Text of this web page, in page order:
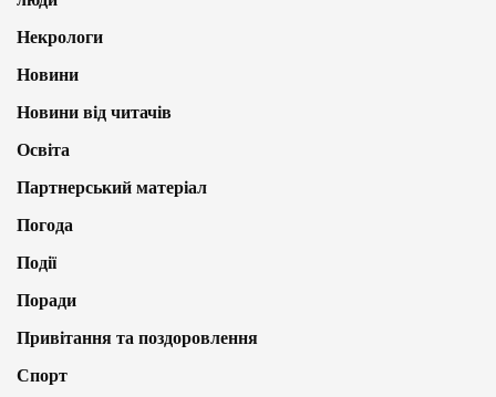
Некрологи
Новини
Новини від читачів
Освіта
Партнерський матеріал
Погода
Події
Поради
Привітання та поздоровлення
Спорт